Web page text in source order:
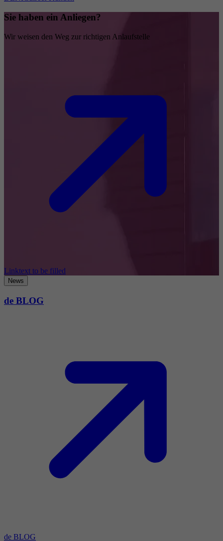
Sie haben ein Anliegen?
Wir weisen den Weg zur richtigen Anlaufstelle
Linktext to be filled
News
de BLOG
de BLOG